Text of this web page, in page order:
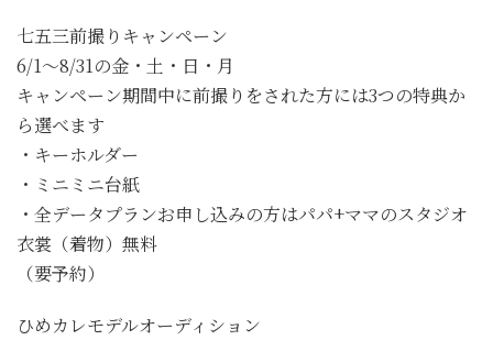
七五三前撮りキャンペーン
6/1～8/31の金・土・日・月
キャンペーン期間中に前撮りをされた方には3つの特典か
ら選べます
・キーホルダー
・ミニミニ台紙
・全データプランお申し込みの方はパパ+ママのスタジオ
衣裳（着物）無料
（要予約）
ひめカレモデルオーディション